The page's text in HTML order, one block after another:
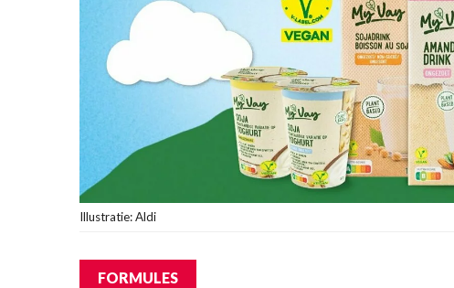
Illustratie: Aldi
FORMULES